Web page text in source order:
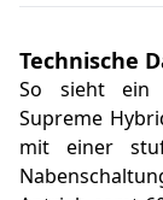
Technische
So sieht ein
Supreme
mit einer